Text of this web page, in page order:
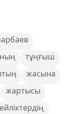
тұңғыш
жасына
жартысы